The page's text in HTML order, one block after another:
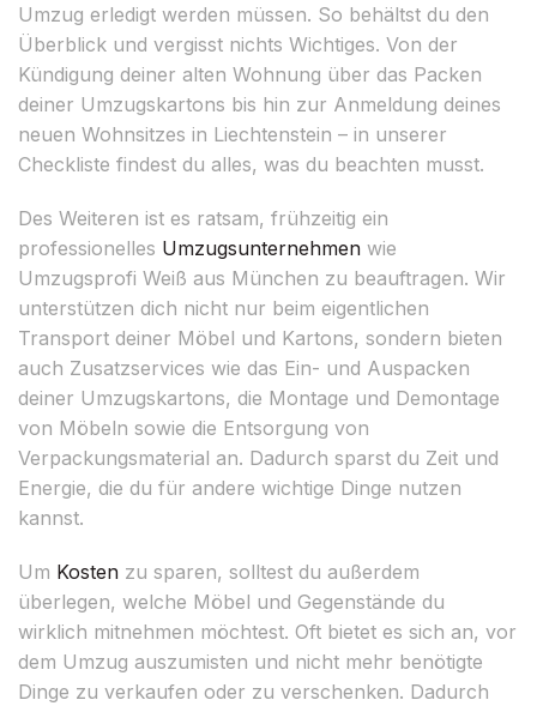
Umzug erledigt werden müssen. So behältst du den
Überblick und vergisst nichts Wichtiges. Von der
Kündigung deiner alten Wohnung über das Packen
deiner Umzugskartons bis hin zur Anmeldung deines
neuen Wohnsitzes in Liechtenstein – in unserer
Checkliste findest du alles, was du beachten musst.
Des Weiteren ist es ratsam, frühzeitig ein
professionelles Umzugsunternehmen wie
Umzugsprofi Weiß aus München zu beauftragen. Wir
unterstützen dich nicht nur beim eigentlichen
Transport deiner Möbel und Kartons, sondern bieten
auch Zusatzservices wie das Ein- und Auspacken
deiner Umzugskartons, die Montage und Demontage
von Möbeln sowie die Entsorgung von
Verpackungsmaterial an. Dadurch sparst du Zeit und
Energie, die du für andere wichtige Dinge nutzen
kannst.
Um Kosten zu sparen, solltest du außerdem
überlegen, welche Möbel und Gegenstände du
wirklich mitnehmen möchtest. Oft bietet es sich an, vor
dem Umzug auszumisten und nicht mehr benötigte
Dinge zu verkaufen oder zu verschenken. Dadurch